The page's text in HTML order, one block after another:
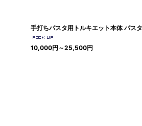
手打ちパスタ用トルキエット本体 パス
10,000円 ～25,500円